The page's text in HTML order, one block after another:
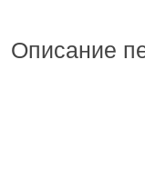
Описание